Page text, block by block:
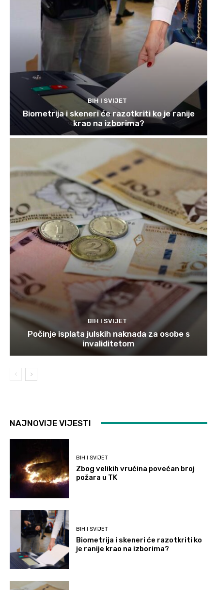
BIH I SVIJET
Biometrija i skeneri će razotkriti ko je ranije
krao na izborima?
BIH I SVIJET
Počinje isplata julskih naknada za osobe s
invaliditetom
NAJNOVIJE VIJESTI
BIH I SVIJET
Zbog velikih vrućina povećan broj
požara u TK
BIH I SVIJET
Biometrija i skeneri će razotkriti ko
je ranije krao na izborima?